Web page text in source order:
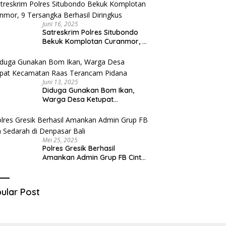
Juni 16, 2025
Satreskrim Polres Situbondo
Bekuk Komplotan Curanmor, 9
Juni 13, 2025
Diduga Gunakan Bom Ikan,
Warga Desa Ketupat
Pidana
Mei 25, 2025
Polres Gresik Berhasil
Amankan Admin Grup FB Cinta
Post